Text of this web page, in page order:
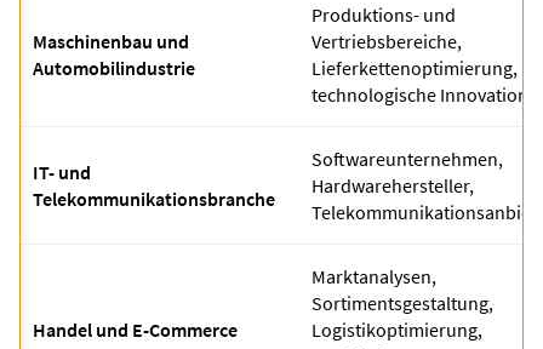
Maschinenbau und
Automobilindustrie
Produktions- und
Vertriebsbereiche,
Lieferkettenoptimierung,
technologische
IT- und
Telekommunikationsbranche
Softwareunternehmen,
Hardwarehersteller,
Handel und E-Commerce
Marktanalysen,
Sortimentsgestaltung,
Logistikoptimierung,